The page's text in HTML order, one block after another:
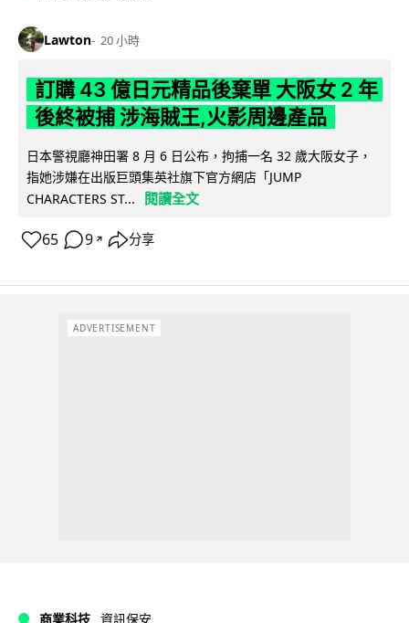
Lawton 20 小時
訂購 43 億日元精品後棄單 大阪女 2 年
後終被捕 涉海賊王,火影周邊產品
日本警視廳神田署 8 月 6 日公布，拘捕一名 32 歲大阪女子，
指她涉嫌在出版巨頭集英社旗下官方網店「JUMP
CHARACTERS ST...
閱讀全文
65 9 ↗ 分享
ADVERTISEMENT
商業科技 資訊保安